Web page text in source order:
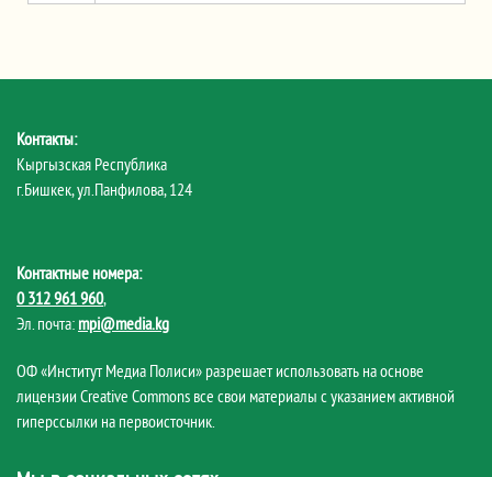
Контакты:
Кыргызская Республика
г.Бишкек, ул.Панфилова, 124
Контактные номера:
0 312 961 960,
Эл. почта: mpi@media.kg
ОФ «Институт Медиа Полиси» разрешает использовать на основе
лицензии Creative Commons все свои материалы с указанием активной
гиперссылки на первоисточник.